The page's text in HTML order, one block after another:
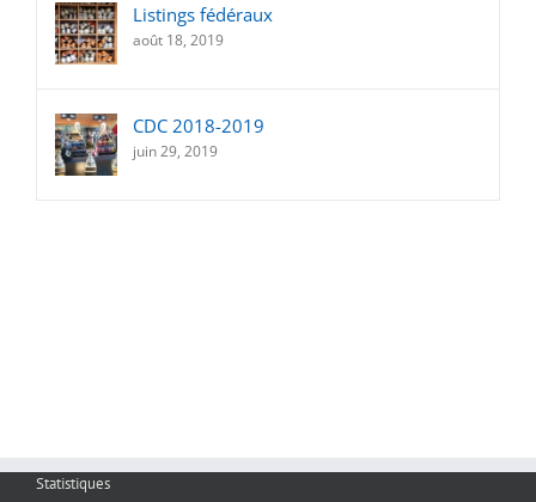
Listings fédéraux
août 18, 2019
CDC 2018-2019
juin 29, 2019
Statistiques